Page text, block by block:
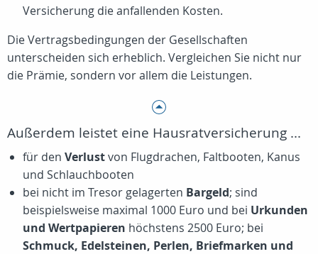
Versicherung die anfallenden Kosten.
Die Vertragsbedingungen der Gesellschaften
unterscheiden sich erheblich. Vergleichen Sie nicht nur
die Prämie, sondern vor allem die Leistungen.
Außerdem leistet eine Hausratversicherung ...
für den Verlustvon Flugdrachen, Faltbooten, Kanus
und Schlauchbooten
bei nicht im Tresor gelagerten Bargeld; sind
beispielsweise maximal 1000 Euro und bei Urkunden
und Wertpapieren höchstens 2500 Euro; bei
Schmuck, Edelsteinen, Perlen, Briefmarken und